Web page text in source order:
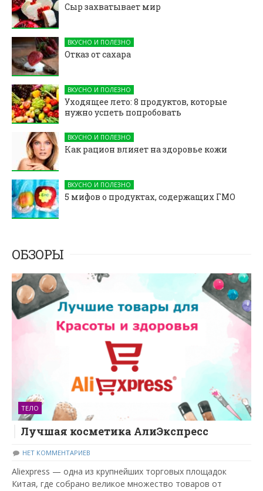
Сыр захватывает мир
ВКУСНО И ПОЛЕЗНО
Отказ от сахара
ВКУСНО И ПОЛЕЗНО
Уходящее лето: 8 продуктов, которые
нужно успеть попробовать
ВКУСНО И ПОЛЕЗНО
Как рацион влияет на здоровье кожи
ВКУСНО И ПОЛЕЗНО
5 мифов о продуктах, содержащих ГМО
ОБЗОРЫ
ТЕЛО
Лучшая косметика АлиЭкспресс
НЕТ КОММЕНТАРИЕВ
Aliexpress — одна из крупнейших торговых площадок
Китая, где собрано великое множество товаров от